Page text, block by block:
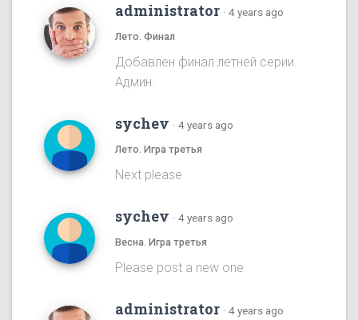
administrator · 4 years ago
Лето. Финал
Добавлен финал летней серии.
Админ.
sychev · 4 years ago
Лето. Игра третья
Next please
sychev · 4 years ago
Весна. Игра третья
Please post a new one
administrator · 4 years ago